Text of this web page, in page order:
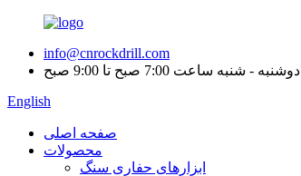
info@cnrockdrill.com
دوشنبه - شنبه ساعت 7:00 صبح تا 9:00 صبح
English
صفحه اصلی
محصولات
ابزارهای حفاری سنگ